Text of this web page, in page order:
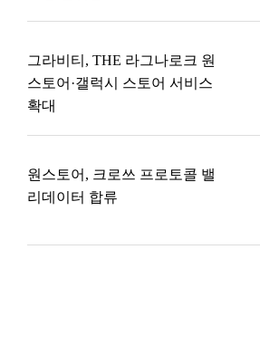
그라비티, THE 라그나로크 원
스토어·갤럭시 스토어 서비스
확대
원스토어, 크로쓰 프로토콜 밸
리데이터 합류